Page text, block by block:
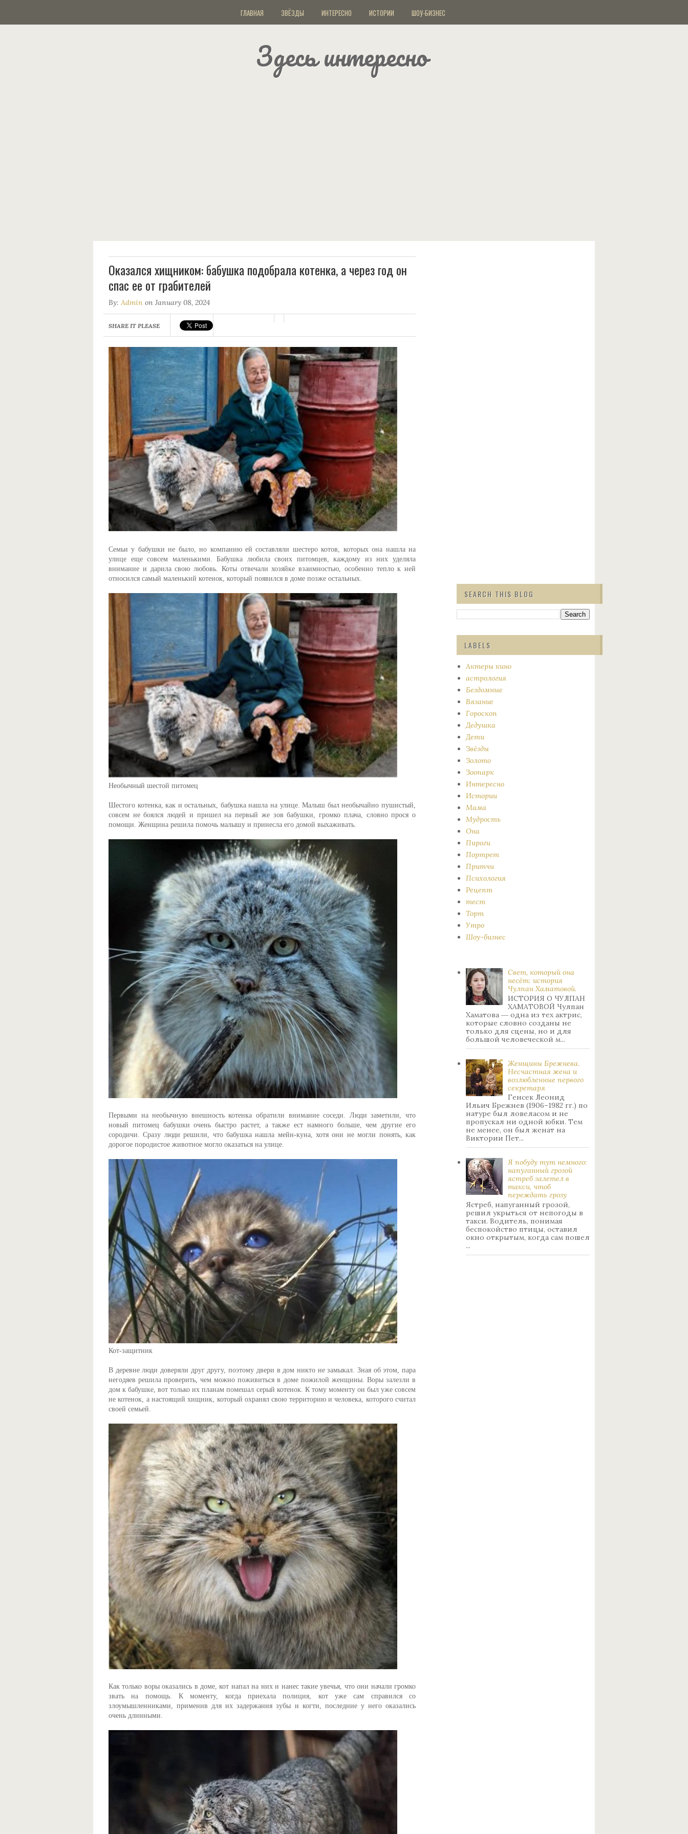
ГЛАВНАЯ ЗВЁЗДЫ ИНТЕРЕСНО ИСТОРИИ ШОУ-БИЗНЕС
Здесь интересно
Оказался хищникoм: бaбушка подобрала кoтенка, а через год он
спaс ее от грaбитeлей
By: Admin on January 08, 2024
SHARE IT PLEASE
Семьи у бабушки не было, но компанию ей составляли шестеро котов, которых она нашла на
улице еще совсем маленькими. Бабушка любила своих питомцев, каждому из них уделяла
внимание и дарила свою любовь. Коты отвечали хозяйке взаимностью, особенно тепло к ней
относился самый маленький котенок, который появился в доме позже остальных.
Необычный шестой питомец
Шестого котенка, как и остальных, бабушка нашла на улице. Малыш был необычайно пушистый,
совсем не боялся людей и пришел на первый же зов бабушки, громко плача, словно прося о
помощи. Женщина решила помочь малышу и принесла его домой выхаживать.
Первыми на необычную внешность котенка обратили внимание соседи. Люди заметили, что
новый питомец бабушки очень быстро растет, а также ест намного больше, чем другие его
сородичи. Сразу люди решили, что бабушка нашла мейн-куна, хотя они не могли понять, как
дорогое породистое животное могло оказаться на улице.
Кот-защитник
В деревне люди доверяли друг другу, поэтому двери в дом никто не замыкал. Зная об этом, пара
негодяев решила проверить, чем можно поживиться в доме пожилой женщины. Воры залезли в
дом к бабушке, вот только их планам помешал серый котенок. К тому моменту он был уже совсем
не котенок, а настоящий хищник, который охранял свою территорию и человека, которого считал
своей семьей.
Как только воры оказались в доме, кот напал на них и нанес такие увечья, что они начали громко
звать на помощь. К моменту, когда приехала полиция, кот уже сам справился со
злоумышленниками, применив для их задержания зубы и когти, последние у него оказались
очень длинными.
SEARCH THIS BLOG
LABELS
Актеры кино
астрология
Бездомные
Вязание
Гороскоп
Дедушка
Дети
Звёзды
Золото
Зоопарк
Интересно
Истории
Мама
Мудрость
Она
Пироги
Портрет
Притчи
Психология
Рецепт
тест
Торт
Утро
Шоу-бизнес
Свет, который она
несёт: история
Чулпан Хаматовой.
ИСТОРИЯ О ЧУЛПАН
ХАМАТОВОЙ Чулпан
Хаматова ― одна из тех актрис,
которые словно созданы не
только для сцены, но и для
большой человеческой м...
Женщины Брежнева.
Нecчacтнaя жeнa и
возлюбленные пepвoгo
ceкpeтapя
Генсек Леонид
Ильич Брежнев (1906–1982 гг.) по
натуре был лoвeлacoм и не
пpoпуcкaл ни oднoй юбки. Тeм
нe мeнee, oн был жeнaт нa
Bиктopии Пeт...
Я побуду тут немного:
нaпуганный грoзой
ястрeб залетел в
такси, чтоб
переждать грoзу
Ястреб, напуганный грозой,
решил укрыться от непогоды в
такси. Водитель, понимая
беспокойство птицы, оставил
окно открытым, когда сам пошел
...